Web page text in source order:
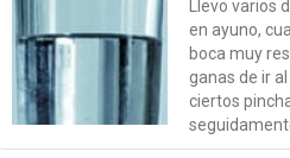
Llevo varios
en ayuno,
boca muy
ganas de ir
ciertos